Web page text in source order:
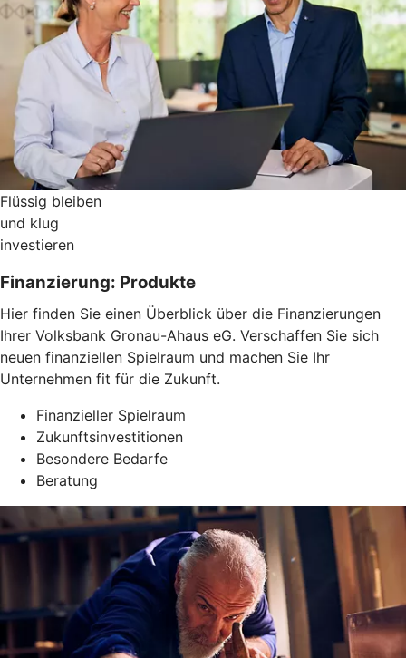
Flüssig bleiben
und klug
investieren
Finanzierung: Produkte
Hier finden Sie einen Überblick über die Finanzierungen
Ihrer Volksbank Gronau-Ahaus eG. Verschaffen Sie sich
neuen finanziellen Spielraum und machen Sie Ihr
Unternehmen fit für die Zukunft.
Finanzieller Spielraum
Zukunftsinvestitionen
Besondere Bedarfe
Beratung